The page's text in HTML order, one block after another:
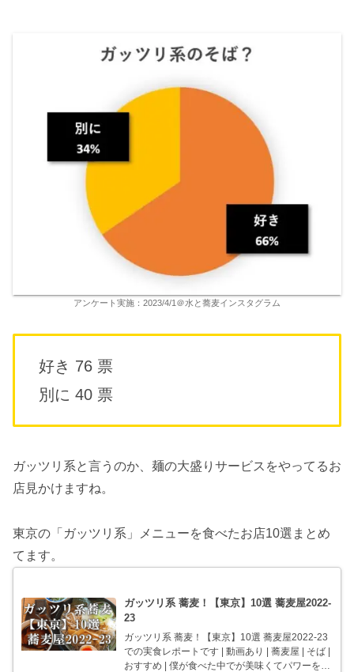
アンケート実施：2023/4/1＠水と蕎麦インスタグラム
好き 76 票
別に 40 票
ガッツリ系と言うのか、麺の大盛りサービスをやってるお
店見かけますね。
東京の「ガッツリ系」メニューを食べたお店10選まとめ
てます。
ガッツリ系 蕎麦！【東京】10選 蕎麦屋2022-
23
ガッツリ系 蕎麦！【東京】10選 蕎麦屋2022-23
での実食レポートです | 動画あり | 蕎麦屋 | そば |
おすすめ | 僕が食べた中でが美味くてパワーを感